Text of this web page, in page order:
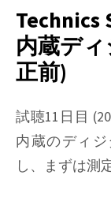
R1000
試
聴
記
内
蔵
デ
ィ
Technics
内蔵デ
正前)
試聴11日目
内蔵のディ
し、まずは測